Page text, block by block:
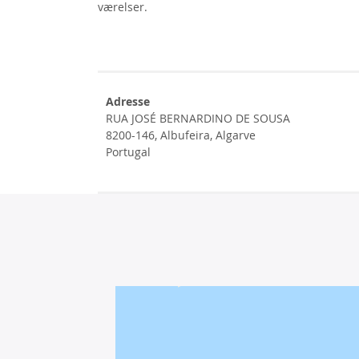
værelser.
Adresse
RUA JOSÉ BERNARDINO DE SOUSA
8200-146, Albufeira, Algarve
Portugal